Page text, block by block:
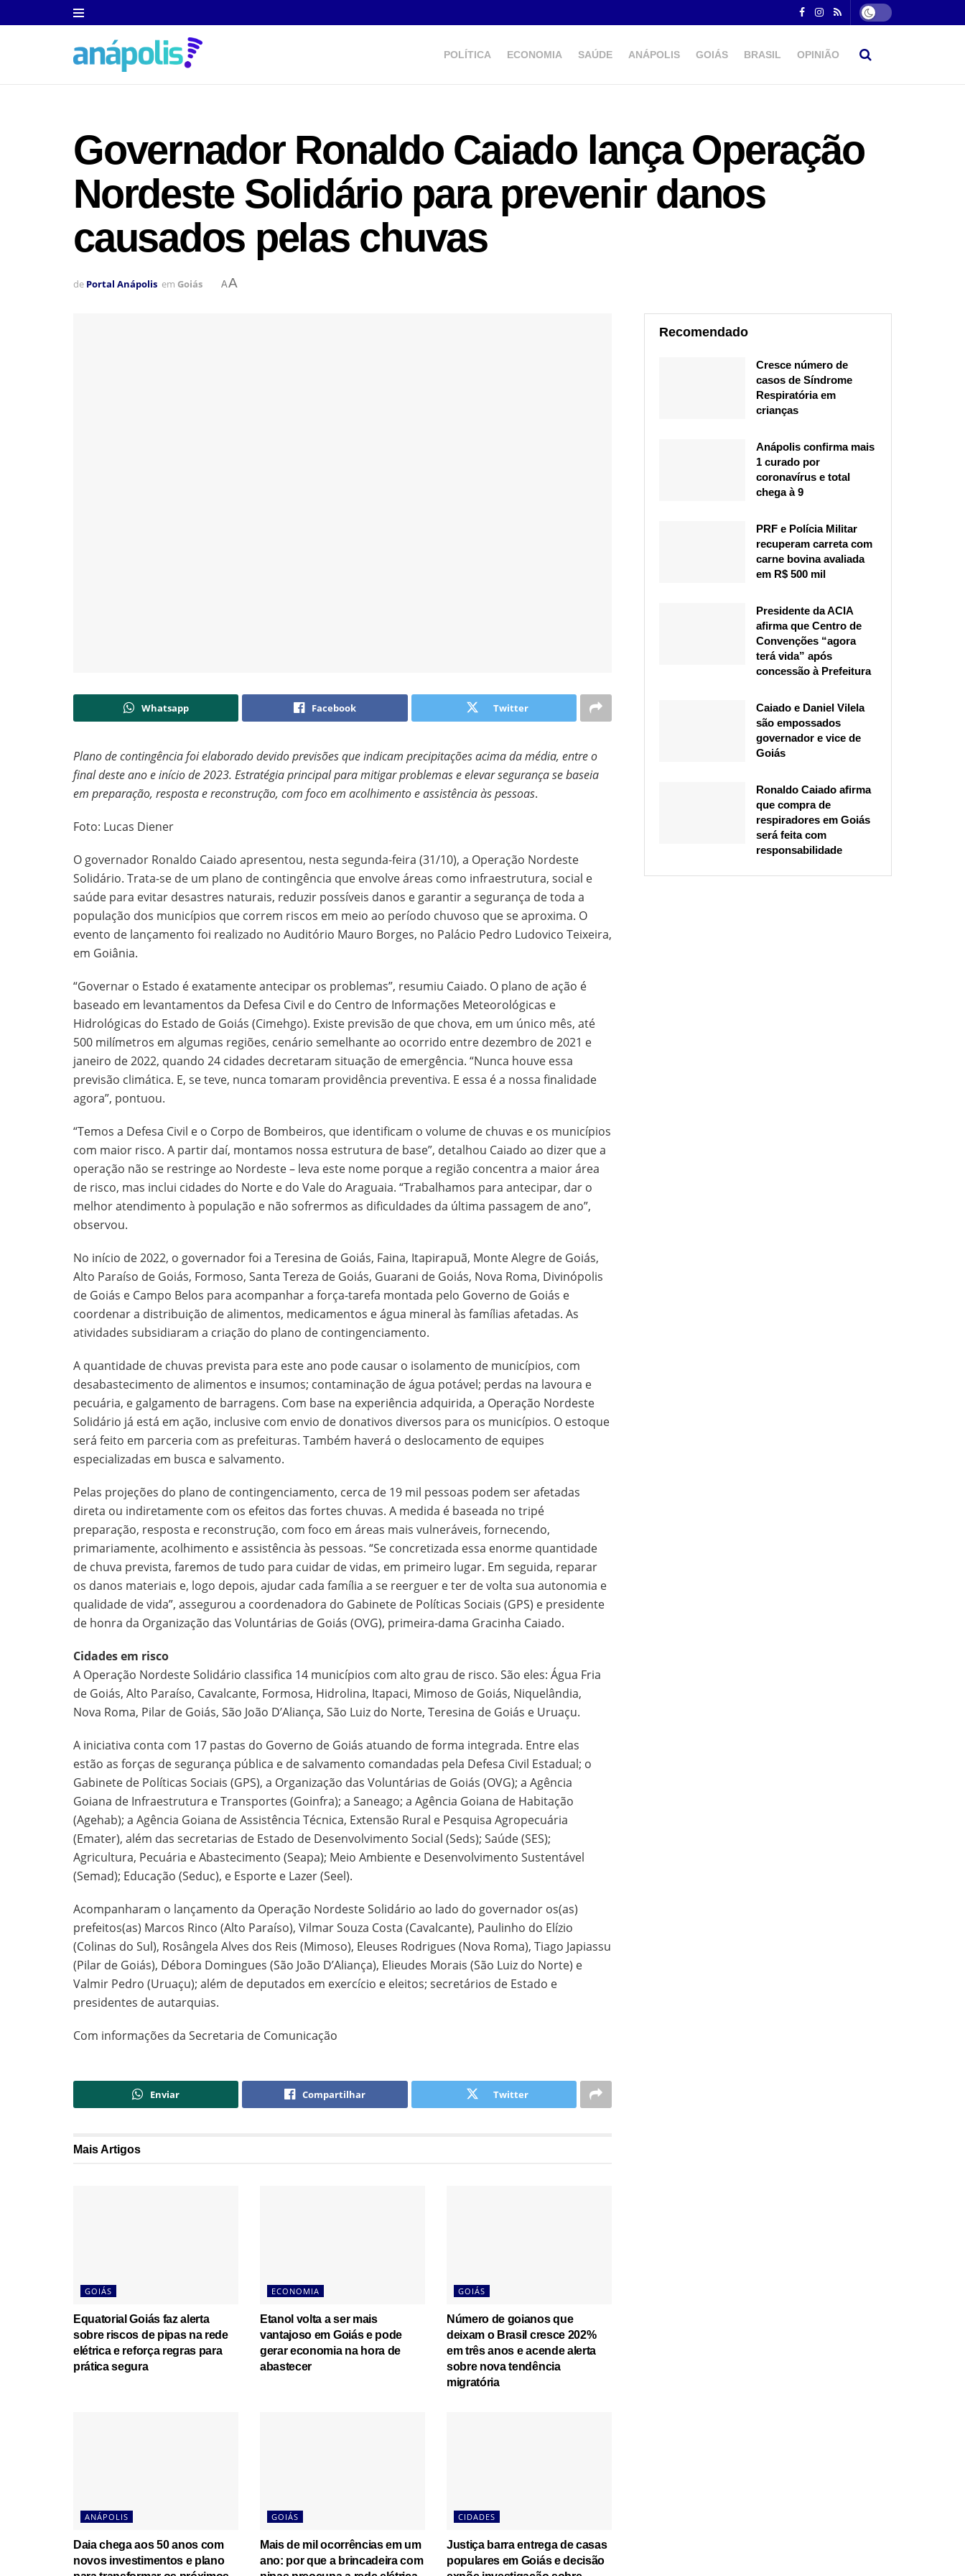
POLÍTICA ECONOMIA SAÚDE ANÁPOLIS GOIÁS BRASIL OPINIÃO
Governador Ronaldo Caiado lança Operação
Nordeste Solidário para prevenir danos
causados pelas chuvas
de Portal Anápolis em Goiás AA
Whatsapp Facebook Twitter
Plano de contingência foi elaborado devido previsões que indicam precipitações acima da média, entre o
final deste ano e início de 2023. Estratégia principal para mitigar problemas e elevar segurança se baseia
em preparação, resposta e reconstrução, com foco em acolhimento e assistência às pessoas.
Foto: Lucas Diener
O governador Ronaldo Caiado apresentou, nesta segunda-feira (31/10), a Operação Nordeste
Solidário. Trata-se de um plano de contingência que envolve áreas como infraestrutura, social e
saúde para evitar desastres naturais, reduzir possíveis danos e garantir a segurança de toda a
população dos municípios que correm riscos em meio ao período chuvoso que se aproxima. O
evento de lançamento foi realizado no Auditório Mauro Borges, no Palácio Pedro Ludovico Teixeira,
em Goiânia.
“Governar o Estado é exatamente antecipar os problemas”, resumiu Caiado. O plano de ação é
baseado em levantamentos da Defesa Civil e do Centro de Informações Meteorológicas e
Hidrológicas do Estado de Goiás (Cimehgo). Existe previsão de que chova, em um único mês, até
500 milímetros em algumas regiões, cenário semelhante ao ocorrido entre dezembro de 2021 e
janeiro de 2022, quando 24 cidades decretaram situação de emergência. “Nunca houve essa
previsão climática. E, se teve, nunca tomaram providência preventiva. E essa é a nossa finalidade
agora”, pontuou.
“Temos a Defesa Civil e o Corpo de Bombeiros, que identificam o volume de chuvas e os municípios
com maior risco. A partir daí, montamos nossa estrutura de base”, detalhou Caiado ao dizer que a
operação não se restringe ao Nordeste – leva este nome porque a região concentra a maior área
de risco, mas inclui cidades do Norte e do Vale do Araguaia. “Trabalhamos para antecipar, dar o
melhor atendimento à população e não sofrermos as dificuldades da última passagem de ano”,
observou.
No início de 2022, o governador foi a Teresina de Goiás, Faina, Itapirapuã, Monte Alegre de Goiás,
Alto Paraíso de Goiás, Formoso, Santa Tereza de Goiás, Guarani de Goiás, Nova Roma, Divinópolis
de Goiás e Campo Belos para acompanhar a força-tarefa montada pelo Governo de Goiás e
coordenar a distribuição de alimentos, medicamentos e água mineral às famílias afetadas. As
atividades subsidiaram a criação do plano de contingenciamento.
A quantidade de chuvas prevista para este ano pode causar o isolamento de municípios, com
desabastecimento de alimentos e insumos; contaminação de água potável; perdas na lavoura e
pecuária, e galgamento de barragens. Com base na experiência adquirida, a Operação Nordeste
Solidário já está em ação, inclusive com envio de donativos diversos para os municípios. O estoque
será feito em parceria com as prefeituras. Também haverá o deslocamento de equipes
especializadas em busca e salvamento.
Pelas projeções do plano de contingenciamento, cerca de 19 mil pessoas podem ser afetadas
direta ou indiretamente com os efeitos das fortes chuvas. A medida é baseada no tripé
preparação, resposta e reconstrução, com foco em áreas mais vulneráveis, fornecendo,
primariamente, acolhimento e assistência às pessoas. “Se concretizada essa enorme quantidade
de chuva prevista, faremos de tudo para cuidar de vidas, em primeiro lugar. Em seguida, reparar
os danos materiais e, logo depois, ajudar cada família a se reerguer e ter de volta sua autonomia e
qualidade de vida”, assegurou a coordenadora do Gabinete de Políticas Sociais (GPS) e presidente
de honra da Organização das Voluntárias de Goiás (OVG), primeira-dama Gracinha Caiado.
Cidades em risco
A Operação Nordeste Solidário classifica 14 municípios com alto grau de risco. São eles: Água Fria
de Goiás, Alto Paraíso, Cavalcante, Formosa, Hidrolina, Itapaci, Mimoso de Goiás, Niquelândia,
Nova Roma, Pilar de Goiás, São João D’Aliança, São Luiz do Norte, Teresina de Goiás e Uruaçu.
A iniciativa conta com 17 pastas do Governo de Goiás atuando de forma integrada. Entre elas
estão as forças de segurança pública e de salvamento comandadas pela Defesa Civil Estadual; o
Gabinete de Políticas Sociais (GPS), a Organização das Voluntárias de Goiás (OVG); a Agência
Goiana de Infraestrutura e Transportes (Goinfra); a Saneago; a Agência Goiana de Habitação
(Agehab); a Agência Goiana de Assistência Técnica, Extensão Rural e Pesquisa Agropecuária
(Emater), além das secretarias de Estado de Desenvolvimento Social (Seds); Saúde (SES);
Agricultura, Pecuária e Abastecimento (Seapa); Meio Ambiente e Desenvolvimento Sustentável
(Semad); Educação (Seduc), e Esporte e Lazer (Seel).
Acompanharam o lançamento da Operação Nordeste Solidário ao lado do governador os(as)
prefeitos(as) Marcos Rinco (Alto Paraíso), Vilmar Souza Costa (Cavalcante), Paulinho do Elízio
(Colinas do Sul), Rosângela Alves dos Reis (Mimoso), Eleuses Rodrigues (Nova Roma), Tiago Japiassu
(Pilar de Goiás), Débora Domingues (São João D’Aliança), Elieudes Morais (São Luiz do Norte) e
Valmir Pedro (Uruaçu); além de deputados em exercício e eleitos; secretários de Estado e
presidentes de autarquias.
Com informações da Secretaria de Comunicação
Enviar Compartilhar Twitter
MaisArtigos
GOIÁS
Equatorial Goiás faz alerta
sobre riscos de pipas na rede
elétrica e reforça regras para
prática segura
ECONOMIA
Etanol volta a ser mais
vantajoso em Goiás e pode
gerar economia na hora de
abastecer
GOIÁS
Número de goianos que
deixam o Brasil cresce 202%
em três anos e acende alerta
sobre nova tendência
migratória
ANÁPOLIS
Daia chega aos 50 anos com
novos investimentos e plano
GOIÁS
Mais de mil ocorrências em um
ano: por que a brincadeira com
CIDADES
Justiça barra entrega de casas
populares em Goiás e decisão
Recomendado
Cresce número de
casos de Síndrome
Respiratória em
crianças
Anápolis confirma mais
1 curado por
coronavírus e total
chega à 9
PRF e Polícia Militar
recuperam carreta com
carne bovina avaliada
em R$ 500 mil
Presidente da ACIA
afirma que Centro de
Convenções “agora
terá vida” após
concessão à Prefeitura
Caiado e Daniel Vilela
são empossados
governador e vice de
Goiás
Ronaldo Caiado afirma
que compra de
respiradores em Goiás
será feita com
responsabilidade